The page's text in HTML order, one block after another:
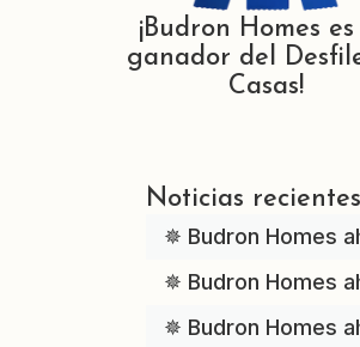
¡Budron Homes
ganador del
Casas!
Noticias recientes
✵ Budron Homes
✵ Budron Homes
✵ Budron Homes